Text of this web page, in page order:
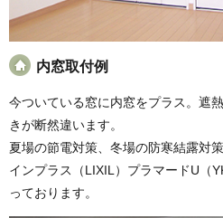
内窓取付例
今ついている窓に内窓をプラス。遮
きが断然違います。
夏場の節電対策、冬場の防寒結露対
インプラス（LIXIL）プラマードU（
っております。